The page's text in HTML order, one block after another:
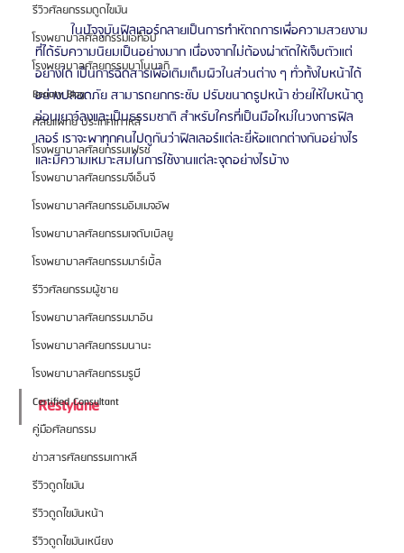
รีวิวศัลยกรรมดูดไขมัน
โรงพยาบาลศัลยกรรมเอท็อป
โรงพยาบาลศัลยกรรมบาโนบากิ
Beauty Blog
ศัลยแพทย์ ประเทศเกาหลี
โรงพยาบาลศัลยกรรมเฟรช
โรงพยาบาลศัลยกรรมจีเอ็นจี
โรงพยาบาลศัลยกรรมอิมเมจอัพ
โรงพยาบาลศัลยกรรมเจดับเบิลยู
โรงพยาบาลศัลยกรรมมาร์เบิ้ล
รีวิวศัลยกรรมผู้ชาย
โรงพยาบาลศัลยกรรมมาอิน
โรงพยาบาลศัลยกรรมนานะ
โรงพยาบาลศัลยกรรมรูบี
Certified Consultant
คู่มือศัลยกรรม
ข่าวสารศัลยกรรมเกาหลี
รีวิวดูดไขมัน
รีวิวดูดไขมันหน้า
รีวิวดูดไขมันเหนียง
	ในปัจจุบันฟิลเลอร์กลายเป็นการทำหัตถการเพื่อความสวยงาม
ที่ได้รับความนิยมเป็นอย่างมาก เนื่องจากไม่ต้องผ่าตัดให้เจ็บตัวแต่
อย่างใด เป็นการฉีดสารเพื่อเติมเต็มผิวในส่วนต่าง ๆ ทั่วทั้งใบหน้าได้
อย่างปลอดภัย สามารถยกกระชับ ปรับขนาดรูปหน้า ช่วยให้ใบหน้าดู
อ่อนเยาว์ลงและเป็นธรรมชาติ สำหรับใครที่เป็นมือใหม่ในวงการฟิล
เลอร์ เราจะพาทุกคนไปดูกันว่าฟิลเลอร์แต่ละยี่ห้อแตกต่างกันอย่างไร
และมีความเหมาะสมในการใช้งานแต่ละจุดอย่างไรบ้าง
Restylane